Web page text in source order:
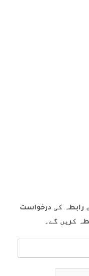
رابطہ کی درخواست
کریں گے۔